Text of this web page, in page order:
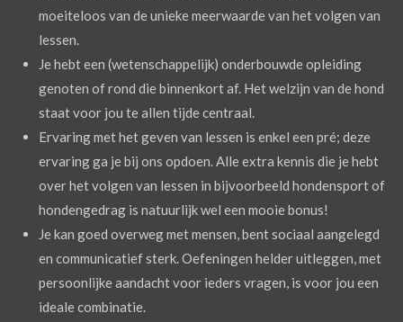
moeiteloos van de unieke meerwaarde van het volgen van
lessen.
Je hebt een (wetenschappelijk) onderbouwde opleiding
genoten of rond die binnenkort af. Het welzijn van de hond
staat voor jou te allen tijde centraal.
Ervaring met het geven van lessen is enkel een pré; deze
ervaring ga je bij ons opdoen. Alle extra kennis die je hebt
over het volgen van lessen in bijvoorbeeld hondensport of
hondengedrag is natuurlijk wel een mooie bonus!
Je kan goed overweg met mensen, bent sociaal aangelegd
en communicatief sterk. Oefeningen helder uitleggen, met
persoonlijke aandacht voor ieders vragen, is voor jou een
ideale combinatie.